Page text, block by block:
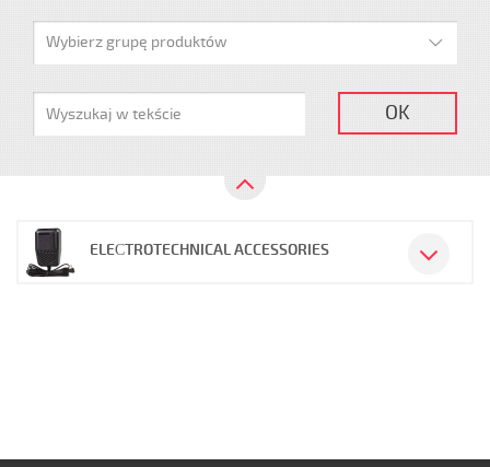
Wybierz grupę produktów
OK
ELEСTROTECHNICAL ACCESSORIES